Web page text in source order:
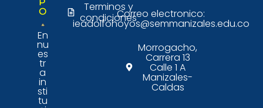
O
En
nu
es
tr
a
in
sti
tu
Terminos y
condicionesCorreo electronico:
ieadolfohoyos@semmanizales.edu.co
Morrogacho,
Carrera 13
Calle 1 A
Manizales-
Caldas